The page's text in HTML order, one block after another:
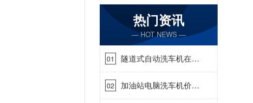
热门资讯
— HOT NEWS —
01
隧道式自动洗车机在哪
里购买[隆茂鑫晟]
02
加油站电脑洗车机价格
怎么样[隆茂鑫晟]